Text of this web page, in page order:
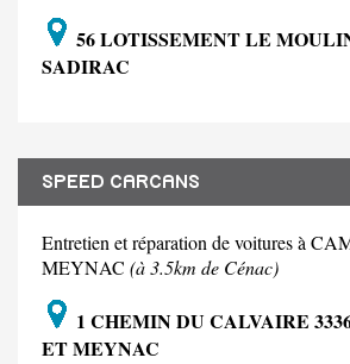
56 LOTISSEMENT LE
SADIRAC
SPEED CARCANS
Entretien et réparation de voitures à
MEYNAC (à 3.5km de Cénac)
1 CHEMIN DU CALVAIRE
ET MEYNAC